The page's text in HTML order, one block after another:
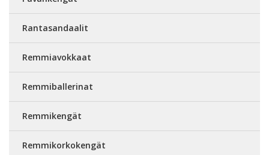
Rantasandaalit
Remmiavokkaat
Remmiballerinat
Remmikengät
Remmikorkokengät